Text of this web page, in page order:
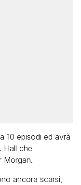
10 episodi ed avrà
Hall che
Morgan.
ancora scarsi,